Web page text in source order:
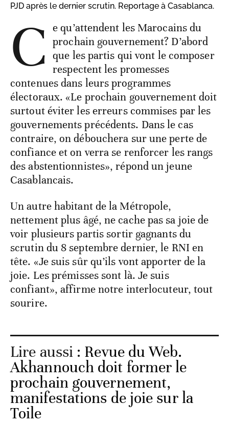
PJD après le dernier scrutin. Reportage à Casablanca.
C e qu’attendent les Marocains du
prochain gouvernement? D’abord
que les partis qui vont le composer
respectent les promesses
contenues dans leurs programmes
électoraux. «Le prochain gouvernement doit
surtout éviter les erreurs commises par les
gouvernements précédents. Dans le cas
contraire, on débouchera sur une perte de
confiance et on verra se renforcer les rangs
des abstentionnistes», répond un jeune
Casablancais.
Un autre habitant de la Métropole,
nettement plus âgé, ne cache pas sa joie de
voir plusieurs partis sortir gagnants du
scrutin du 8 septembre dernier, le RNI en
tête. «Je suis sûr qu’ils vont apporter de la
joie. Les prémisses sont là. Je suis
confiant», affirme notre interlocuteur, tout
sourire.
Lire aussi : Revue du Web.
Akhannouch doit former le
prochain gouvernement,
manifestations de joie sur la
Toile